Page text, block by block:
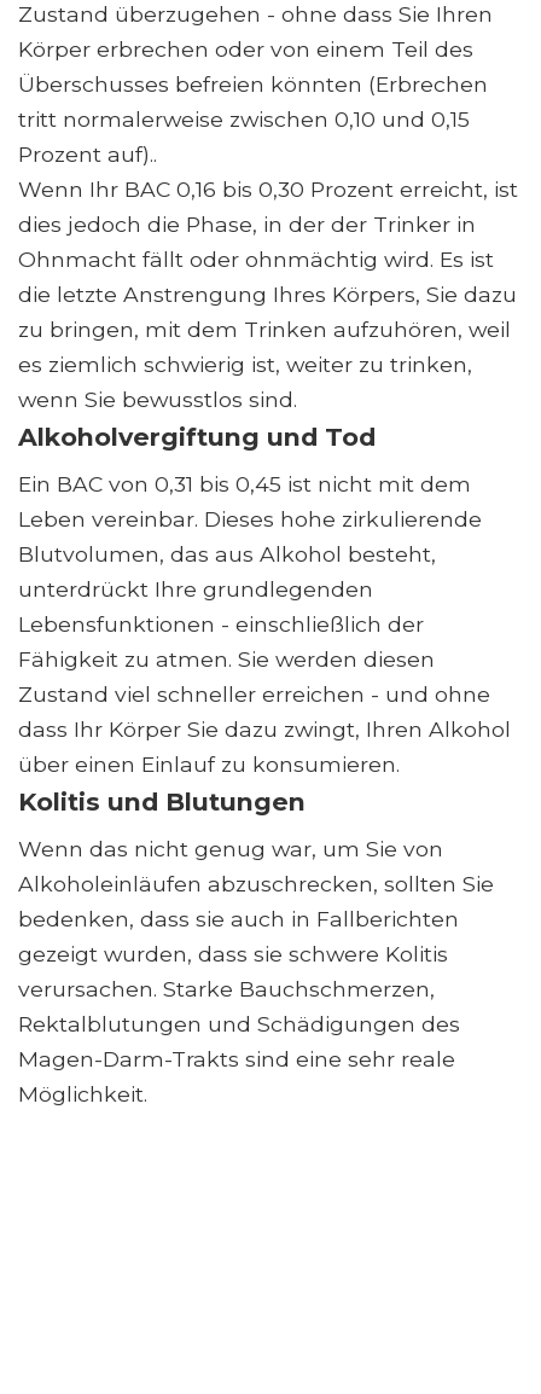
Zustand überzugehen - ohne dass Sie Ihren
Körper erbrechen oder von einem Teil des
Überschusses befreien könnten (Erbrechen
tritt normalerweise zwischen 0,10 und 0,15
Prozent auf)..
Wenn Ihr BAC 0,16 bis 0,30 Prozent erreicht, ist
dies jedoch die Phase, in der der Trinker in
Ohnmacht fällt oder ohnmächtig wird. Es ist
die letzte Anstrengung Ihres Körpers, Sie dazu
zu bringen, mit dem Trinken aufzuhören, weil
es ziemlich schwierig ist, weiter zu trinken,
wenn Sie bewusstlos sind.
Alkoholvergiftung und Tod
Ein BAC von 0,31 bis 0,45 ist nicht mit dem
Leben vereinbar. Dieses hohe zirkulierende
Blutvolumen, das aus Alkohol besteht,
unterdrückt Ihre grundlegenden
Lebensfunktionen - einschließlich der
Fähigkeit zu atmen. Sie werden diesen
Zustand viel schneller erreichen - und ohne
dass Ihr Körper Sie dazu zwingt, Ihren Alkohol
über einen Einlauf zu konsumieren.
Kolitis und Blutungen
Wenn das nicht genug war, um Sie von
Alkoholeinläufen abzuschrecken, sollten Sie
bedenken, dass sie auch in Fallberichten
gezeigt wurden, dass sie schwere Kolitis
verursachen. Starke Bauchschmerzen,
Rektalblutungen und Schädigungen des
Magen-Darm-Trakts sind eine sehr reale
Möglichkeit.